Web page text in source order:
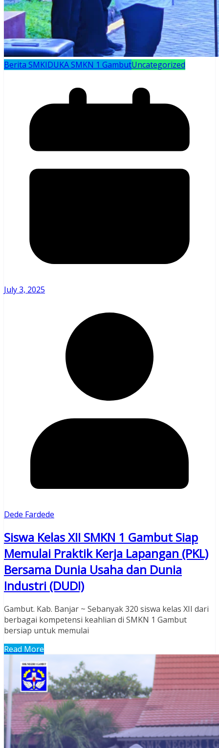
Berita SMKIDUKA SMKN 1 GambutUncategorized
July 3, 2025
Dede Fardede
Siswa Kelas XII SMKN 1 Gambut Siap
Memulai Praktik Kerja Lapangan (PKL)
Bersama Dunia Usaha dan Dunia
Industri (DUDI)
Gambut. Kab. Banjar ~ Sebanyak 320 siswa kelas XII dari
berbagai kompetensi keahlian di SMKN 1 Gambut
bersiap untuk memulai
Read More